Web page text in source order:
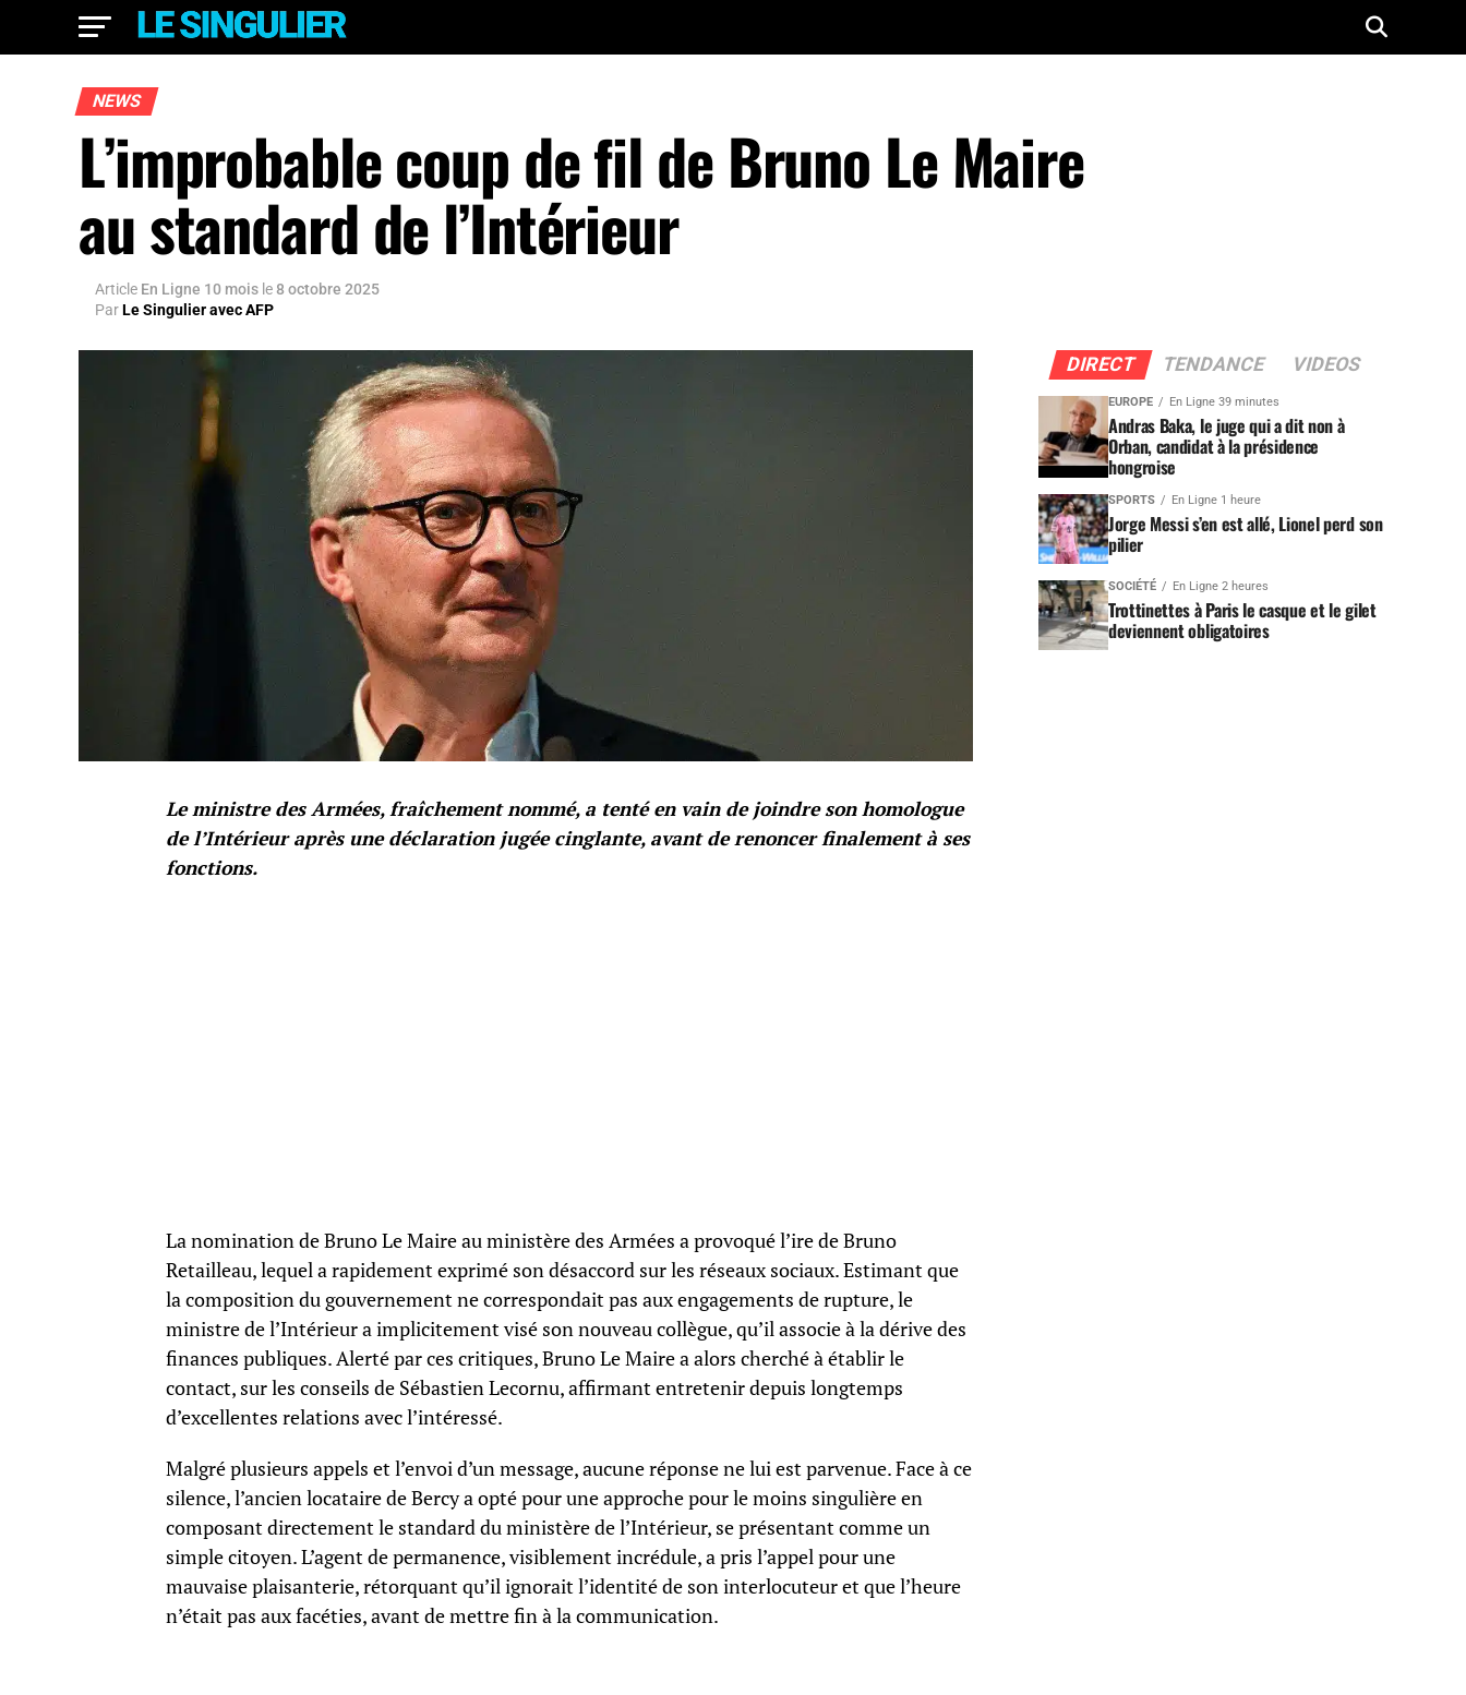
NEWS
L’improbable coup de fil de Bruno Le Maire
au standard de l’Intérieur
Article En Ligne 10 mois le8 octobre 2025
ParLe Singulier avec AFP
Le ministre des Armées, fraîchement nommé, a tenté en vain de joindre son homologue
de l’Intérieur après une déclaration jugée cinglante, avant de renoncer finalement à ses
fonctions.
La nomination de Bruno Le Maire au ministère des Armées a provoqué l’ire de Bruno
Retailleau, lequel a rapidement exprimé son désaccord sur les réseaux sociaux. Estimant que
la composition du gouvernement ne correspondait pas aux engagements de rupture, le
ministre de l’Intérieur a implicitement visé son nouveau collègue, qu’il associe à la dérive des
finances publiques. Alerté par ces critiques, Bruno Le Maire a alors cherché à établir le
contact, sur les conseils de Sébastien Lecornu, affirmant entretenir depuis longtemps
d’excellentes relations avec l’intéressé.
Malgré plusieurs appels et l’envoi d’un message, aucune réponse ne lui est parvenue. Face à ce
silence, l’ancien locataire de Bercy a opté pour une approche pour le moins singulière en
composant directement le standard du ministère de l’Intérieur, se présentant comme un
simple citoyen. L’agent de permanence, visiblement incrédule, a pris l’appel pour une
mauvaise plaisanterie, rétorquant qu’il ignorait l’identité de son interlocuteur et que l’heure
n’était pas aux facéties, avant de mettre fin à la communication.
DIRECT TENDANCE VIDEOS
EUROPE En Ligne 39 minutes
Andras Baka, le juge qui a dit non à
Orban, candidat à la présidence
hongroise
SPORTS En Ligne 1 heure
Jorge Messi s’en est allé, Lionel perd son
pilier
SOCIÉTÉ En Ligne 2 heures
Trottinettes à Paris le casque et le gilet
deviennent obligatoires